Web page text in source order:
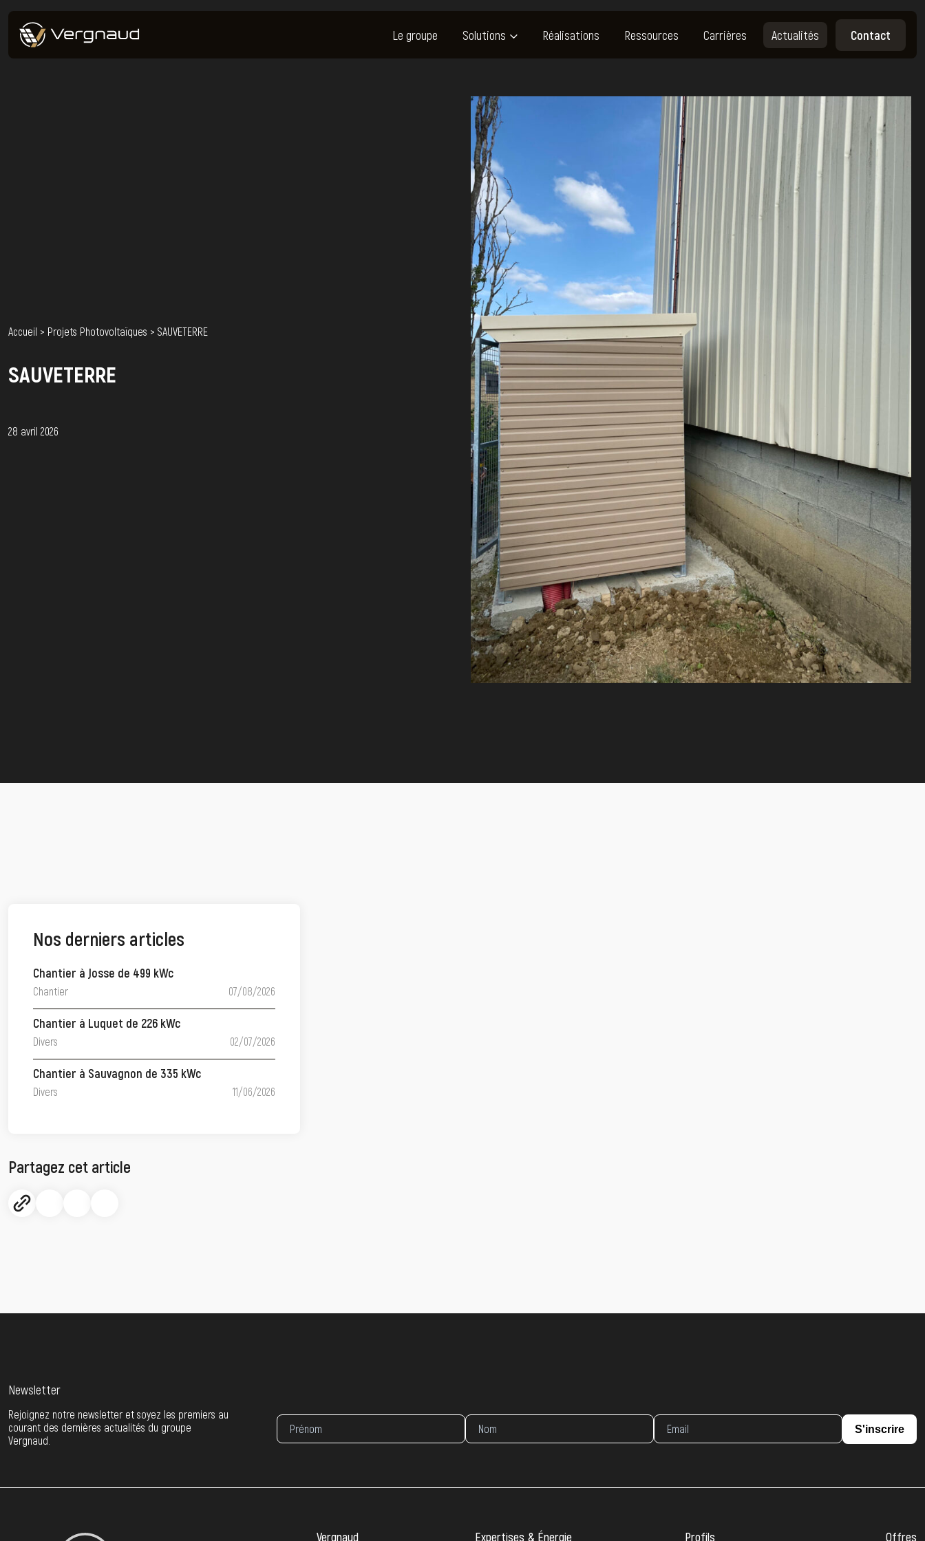
Le groupe Solutions Réalisations Ressources Carrières Actualités Contact
Accueil > Projets Photovoltaïques > SAUVETERRE
SAUVETERRE
28 avril 2026
Nos derniers articles
Chantier à Josse de 499 kWc
Chantier 07/08/2026
Chantier à Luquet de 226 kWc
Divers 02/07/2026
Chantier à Sauvagnon de 335 kWc
Divers 11/06/2026
Partagez cet article
Newsletter
Rejoignez notre newsletter et soyez les premiers au
courant des dernières actualités du groupe
Vergnaud.
S'inscrire
Vergnaud Expertises & Énergie Profils Offres